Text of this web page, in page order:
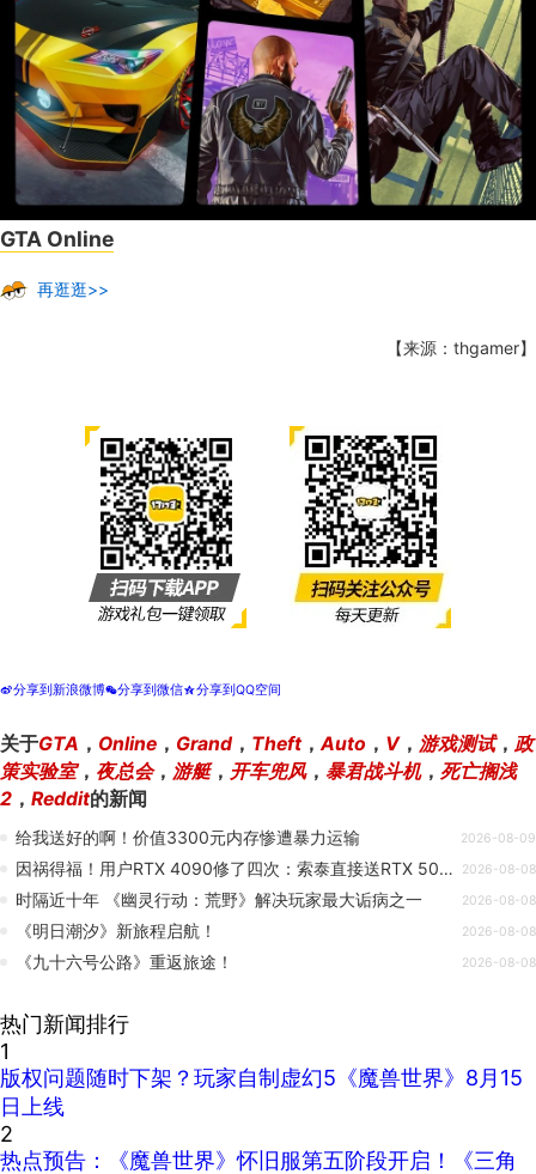
GTA Online
再逛逛>>
【来源：thgamer】
t分享到新浪微博w分享到微信z分享到QQ空间
关于GTA ， Online ， Grand ， Theft，Auto ， V， 游戏测试， 政
策实验室， 夜总会， 游艇， 开车兜风， 暴君战斗机， 死亡搁浅
2 ， Reddit的新闻
给我送好的啊！价值3300元内存惨遭暴力运输 2026-08-09
因祸得福！用户RTX 4090修了四次：索泰直接送RTX 5090 2026-08-08
时隔近十年 《幽灵行动：荒野》解决玩家最大诟病之一 2026-08-08
《明日潮汐》新旅程启航！ 2026-08-08
《九十六号公路》重返旅途！ 2026-08-08
热门新闻排行
1
版权问题随时下架？玩家自制虚幻5《魔兽世界》8月15
日上线
2
热点预告：《魔兽世界》怀旧服第五阶段开启！《三角